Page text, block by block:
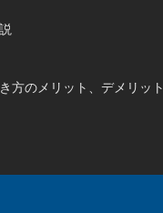
方のメリット、デメリット